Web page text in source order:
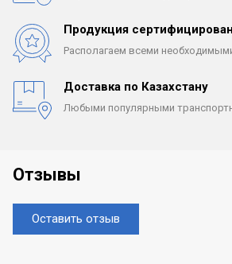
Продукция
Располагаем всеми
Доставка по Казахстану
Любыми популярными
Отзывы
Оставить отзыв